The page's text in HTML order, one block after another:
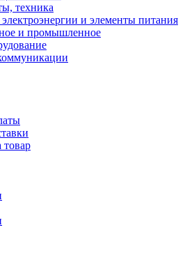
техника
и элементы питания
и промышленное
товар